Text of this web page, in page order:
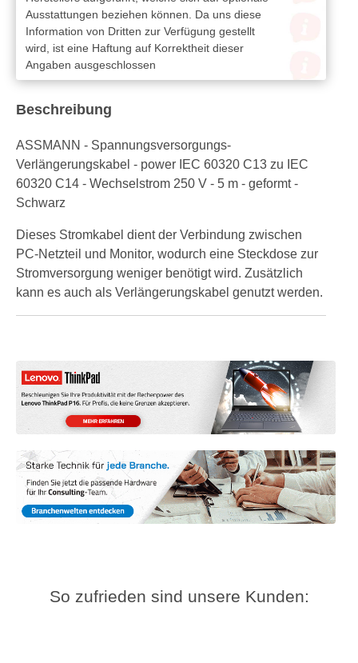
Ausstattungen beziehen können. Da uns diese
Information von Dritten zur Verfügung gestellt
wird, ist eine Haftung auf Korrektheit dieser
Angaben ausgeschlossen
Beschreibung
ASSMANN - Spannungsversorgungs-
Verlängerungskabel - power IEC 60320 C13 zu IEC
60320 C14 - Wechselstrom 250 V - 5 m - geformt -
Schwarz
Dieses Stromkabel dient der Verbindung zwischen
PC-Netzteil und Monitor, wodurch eine Steckdose zur
Stromversorgung weniger benötigt wird. Zusätzlich
kann es auch als Verlängerungskabel genutzt werden.
So zufrieden sind unsere Kunden: